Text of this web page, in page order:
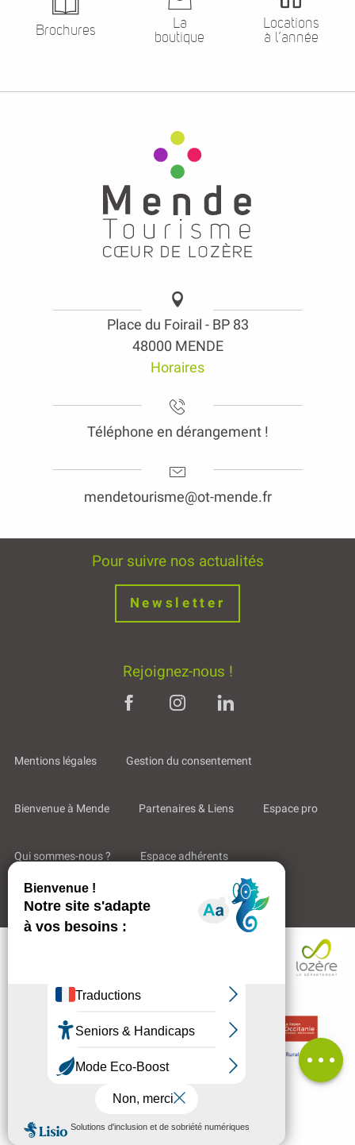
MENU
Description
Avis
Brochures
La
boutique
Locations
à l’année
Place du Foirail - BP 83
48000 MENDE
Horaires
Téléphone en dérangement !
mendetourisme@ot-mende.fr
Pour suivre nos actualités
Newsletter
Rejoignez-nous !
Mentions légales Gestion du consentement
Bienvenue à Mende Partenaires & Liens Espace pro
Qui sommes-nous ? Espace adhérents
Aides & Accompagnements